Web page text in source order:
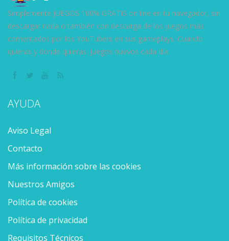
Simplemente JUEGOS 100% GRATIS on line en tu navegador, sin
descargar nada o también con descarga de los juegos más
comentados por los YouTubers en sus gameplays. Cuando
quieras y donde quieras. Juegos nuevos cada día.
AYUDA
Aviso Legal
Contacto
Más información sobre las cookies
Nuestros Amigos
Política de cookies
Política de privacidad
Requisitos Técnicos